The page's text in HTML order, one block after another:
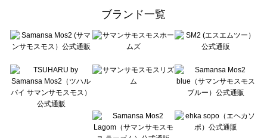
Te chichi（テチチ）の一覧
Te chichi CLASSIC（テチチ クラシック）の一覧
Lugnoncure（ルノンキュール）の一覧
BETTY'S BLUE（べティーズブルー）の一覧
Wpc.（ワールドパーティー）の一覧
ブランド一覧